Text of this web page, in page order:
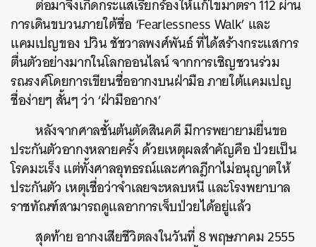
ต่อมาจึงเกิดกระแสเรียกร้องให้แก้ไขมาตรา 112 ผ่าน
การเดินขบวนภายใต้ชื่อ ‘Fearlessness Walk’ และ
แคมเปญของ ปวิน ชัชวาลพงศ์พันธ์ ที่ได้สร้างกระแสการ
ตื่นตัวอย่างมากในโลกออนไลน์ จากการเชิญชวนร่วม
รณรงค์โดยการเขียนชื่ออากงบนฝ่ามือ ภายใต้แคมเปญ
ชื่อง่ายๆ สั้นๆ ว่า ‘ฝ่ามืออากง’
หลังจากศาลชั้นต้นตัดสินคดี มีการพยายามยื่นขอ
ประกันตัวอากงหลายครั้ง ด้วยเหตุผลสำคัญคือ ป่วยเป็น
โรคมะเร็ง แต่ทั้งศาลอุทธรณ์และศาลฎีกาไม่อนุญาตให้
ประกันตัว เหตุเชื่อว่าจำเลยจะหลบหนี และโรงพยาบาล
ราชทัณฑ์สามารถดูแลอาการเจ็บป่วยได้อยู่แล้ว
สุดท้าย อากงเสียชีวิตลงในวันที่ 8 พฤษภาคม 2555